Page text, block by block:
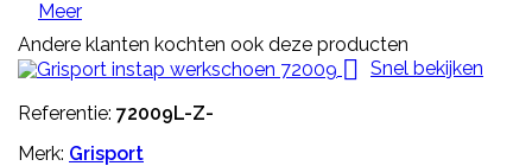
Meer
Andere klanten kochten ook deze producten
 Snel bekijken
Referentie: 72009L-Z-
Merk: Grisport